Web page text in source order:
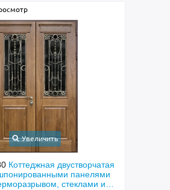
Увеличить
Коттеджная двустворчатая
панелями
стеклами и